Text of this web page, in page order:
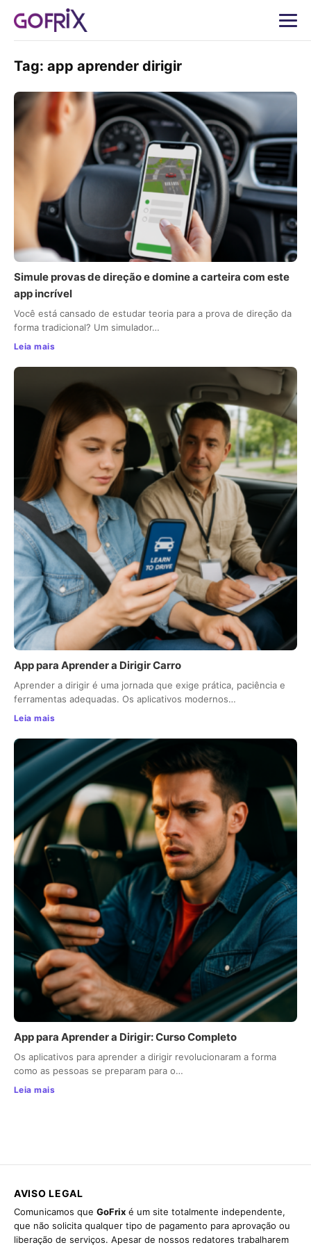
Tag: app aprender dirigir
Simule provas de direção e domine a carteira com este
app incrível
Você está cansado de estudar teoria para a prova de direção da
forma tradicional? Um simulador…
Leia mais
App para Aprender a Dirigir Carro
Aprender a dirigir é uma jornada que exige prática, paciência e
ferramentas adequadas. Os aplicativos modernos…
Leia mais
App para Aprender a Dirigir: Curso Completo
Os aplicativos para aprender a dirigir revolucionaram a forma
como as pessoas se preparam para o…
Leia mais
AVISO LEGAL
Comunicamos que GoFrix é um site totalmente independente,
que não solicita qualquer tipo de pagamento para aprovação ou
liberação de serviços. Apesar de nossos redatores trabalharem